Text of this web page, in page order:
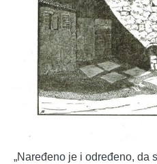
„Naređeno je i određeno, da